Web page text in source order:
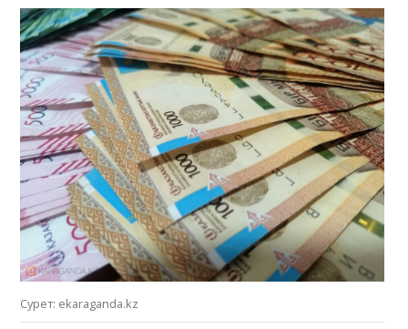
Сурет: ekaraganda.kz